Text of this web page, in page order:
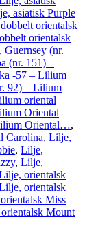
asiatisk Purple
orientalsk
orientalsk
Guernsey (nr.
(nr. 151) –
-57 – Lilium
92) – Lilium
oriental
Oriental
Oriental…,
Carolina, Lilje,
, Lilje,
, Lilje,
orientalsk
orientalsk
Miss
Mount